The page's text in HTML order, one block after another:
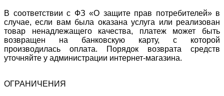
В соответствии с ФЗ «О защите прав потребителей» в
случае, если вам была оказана услуга или реализован
товар ненадлежащего качества, платеж может быть
возвращен на банковскую карту, с которой
производилась оплата. Порядок возврата средств
уточняйте у администрации интернет-магазина.
ОГРАНИЧЕНИЯ